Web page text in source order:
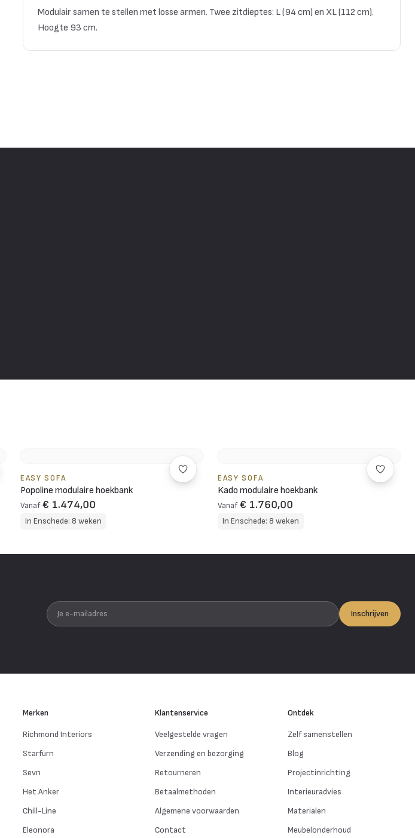
Modulair samen te stellen met losse armen. Twee zitdieptes: L (94 cm) en XL (112 cm).
Hoogte 93 cm.
EASY SOFA
Popoline modulaire hoekbank
Vanaf € 1.474,00
In Enschede: 8 weken
EASY SOFA
Kado modulaire hoekbank
Vanaf € 1.760,00
In Enschede: 8 weken
Je e-mailadres
Inschrijven
Merken
Richmond Interiors
Starfurn
Sevn
Het Anker
Chill-Line
Eleonora
Klantenservice
Veelgestelde vragen
Verzending en bezorging
Retourneren
Betaalmethoden
Algemene voorwaarden
Contact
Ontdek
Zelf samenstellen
Blog
Projectinrichting
Interieuradvies
Materialen
Meubelonderhoud